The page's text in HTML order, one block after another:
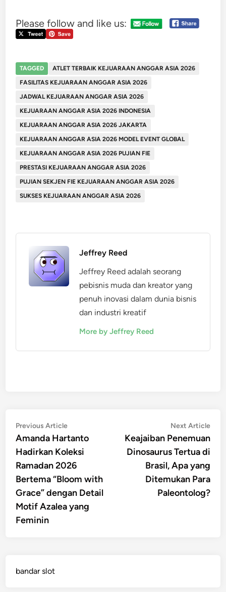
Please follow and like us:
TAGGED
ATLET TERBAIK KEJUARAAN ANGGAR ASIA 2026
FASILITAS KEJUARAAN ANGGAR ASIA 2026
JADWAL KEJUARAAN ANGGAR ASIA 2026
KEJUARAAN ANGGAR ASIA 2026 INDONESIA
KEJUARAAN ANGGAR ASIA 2026 JAKARTA
KEJUARAAN ANGGAR ASIA 2026 MODEL EVENT GLOBAL
KEJUARAAN ANGGAR ASIA 2026 PUJIAN FIE
PRESTASI KEJUARAAN ANGGAR ASIA 2026
PUJIAN SEKJEN FIE KEJUARAAN ANGGAR ASIA 2026
SUKSES KEJUARAAN ANGGAR ASIA 2026
Jeffrey Reed
Jeffrey Reed adalah seorang
pebisnis muda dan kreator yang
penuh inovasi dalam dunia bisnis
dan industri kreatif
More by Jeffrey Reed
Post
navigation
Previous ArticlePrevious
article:
Amanda Hartanto
Hadirkan Koleksi
Ramadan 2026
Bertema “Bloom with
Grace” dengan Detail
Motif Azalea yang
Feminin
Next Article
Keajaiban Penemuan
Dinosaurus Tertua di
Brasil, Apa yang
Ditemukan Para
Paleontolog?
bandar slot